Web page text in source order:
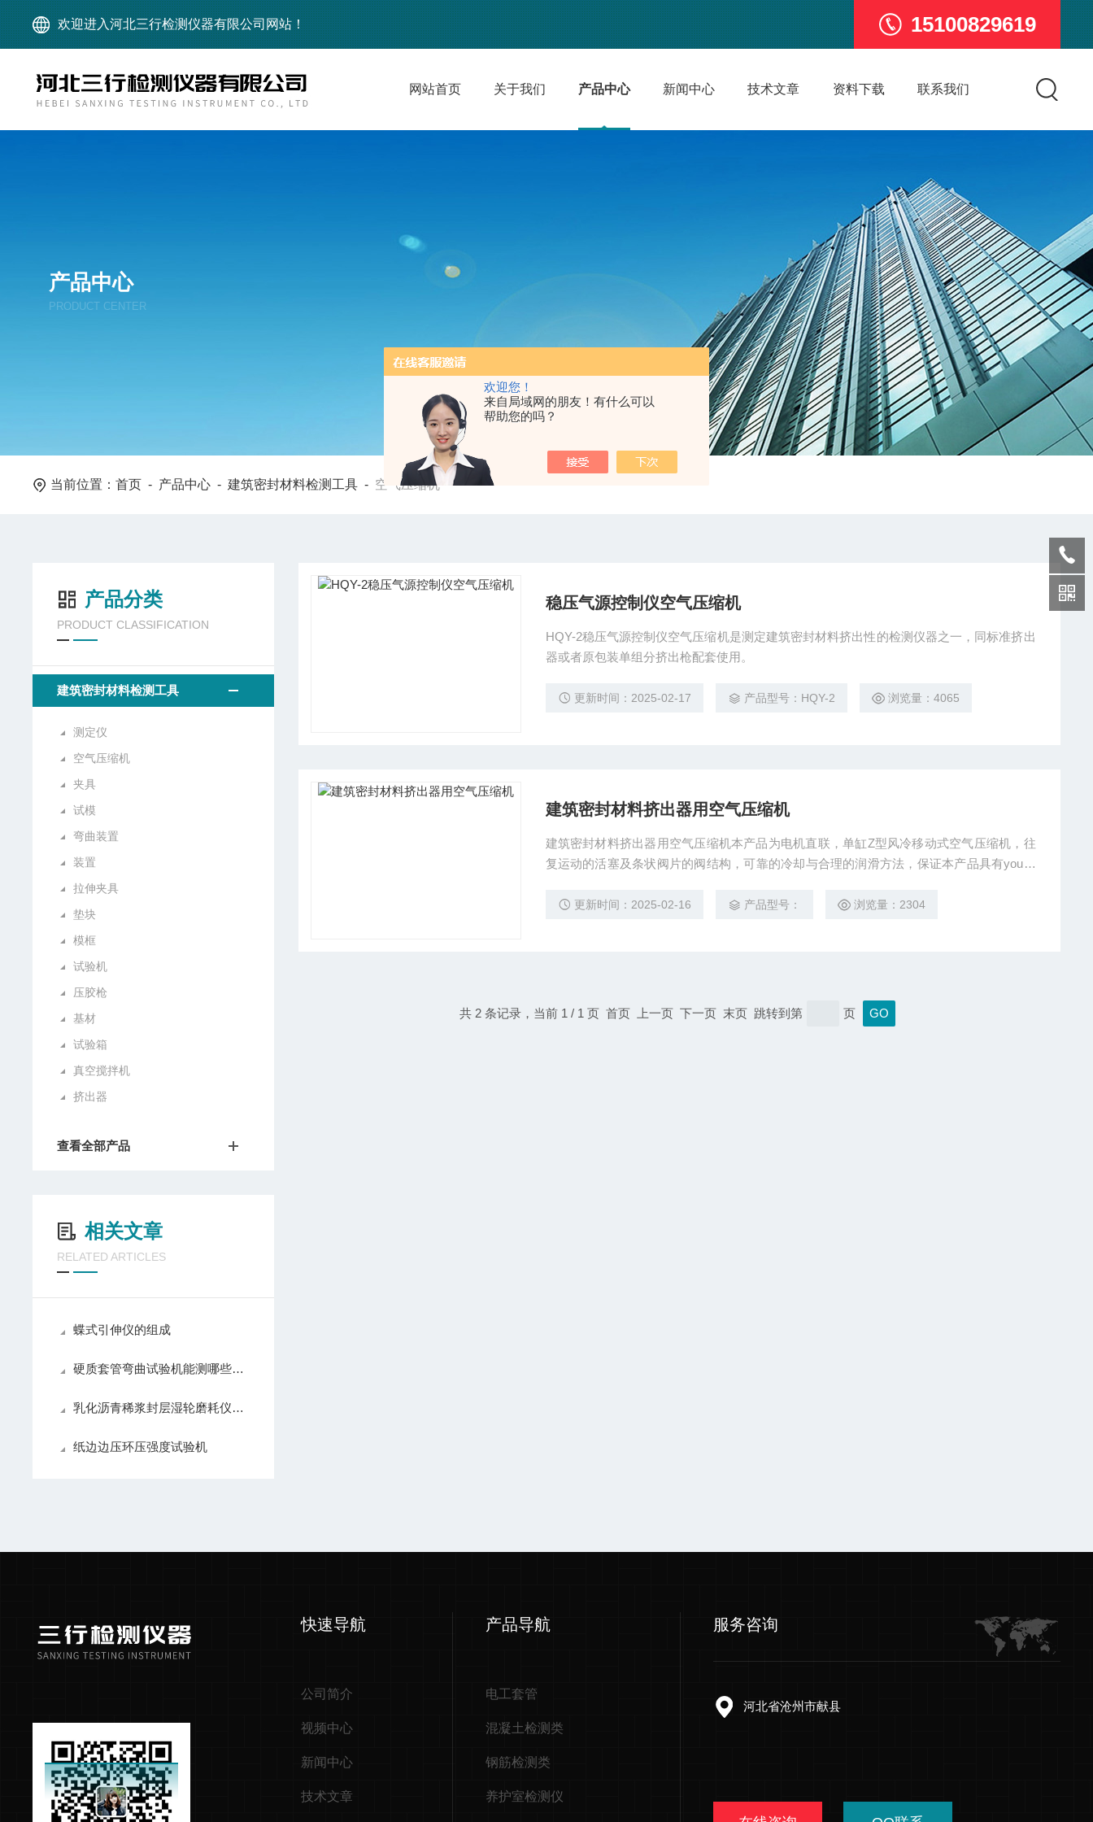
欢迎您！
来自局域网的朋友！有什么可以
帮助您的吗？
欢迎进入河北三行检测仪器有限公司网站！ 15100829619
网站首页 关于我们 产品中心 新闻中心 技术文章 资料下载 联系我们
产品中心
PRODUCT CENTER
当前位置：首页 - 产品中心 -建筑密封材料检测工具 - 空气压缩机
产品分类
PRODUCT CLASSIFICATION
建筑密封材料检测工具
测定仪
空气压缩机
夹具
试模
弯曲装置
装置
拉伸夹具
垫块
模框
试验机
压胶枪
基材
试验箱
真空搅拌机
挤出器
查看全部产品
相关文章
RELATED ARTICLES
蝶式引伸仪的组成
硬质套管弯曲试验机能测哪些管材？一文说清适用范围
乳化沥青稀浆封层湿轮磨耗仪沥青湿轮磨耗仪
纸边边压环压强度试验机
稳压气源控制仪空气压缩机
HQY-2稳压气源控制仪空气压缩机是测定建筑密封材料挤出性的检测仪器之一，同标准挤出
器或者原包装单组分挤出枪配套使用。
更新时间：2025-02-17 产品型号：HQY-2 浏览量：4065
建筑密封材料挤出器用空气压缩机
建筑密封材料挤出器用空气压缩机本产品为电机直联，单缸Z型风冷移动式空气压缩机，往
复运动的活塞及条状阀片的阀结构，可靠的冷却与合理的润滑方法，保证本产品具有you越
风动工具，风动机械的动力以及其他需要压缩空气的场合，入表面喷漆。轮胎充气，建筑装
更新时间：2025-02-16 产品型号： 浏览量：2304
共 2 条记录，当前 1 / 1 页 首页 上一页 下一页 末页 跳转到第 页
快速导航
公司简介
视频中心
新闻中心
技术文章
产品导航
电工套管
混凝土检测类
钢筋检测类
养护室检测仪
服务咨询
河北省沧州市献县